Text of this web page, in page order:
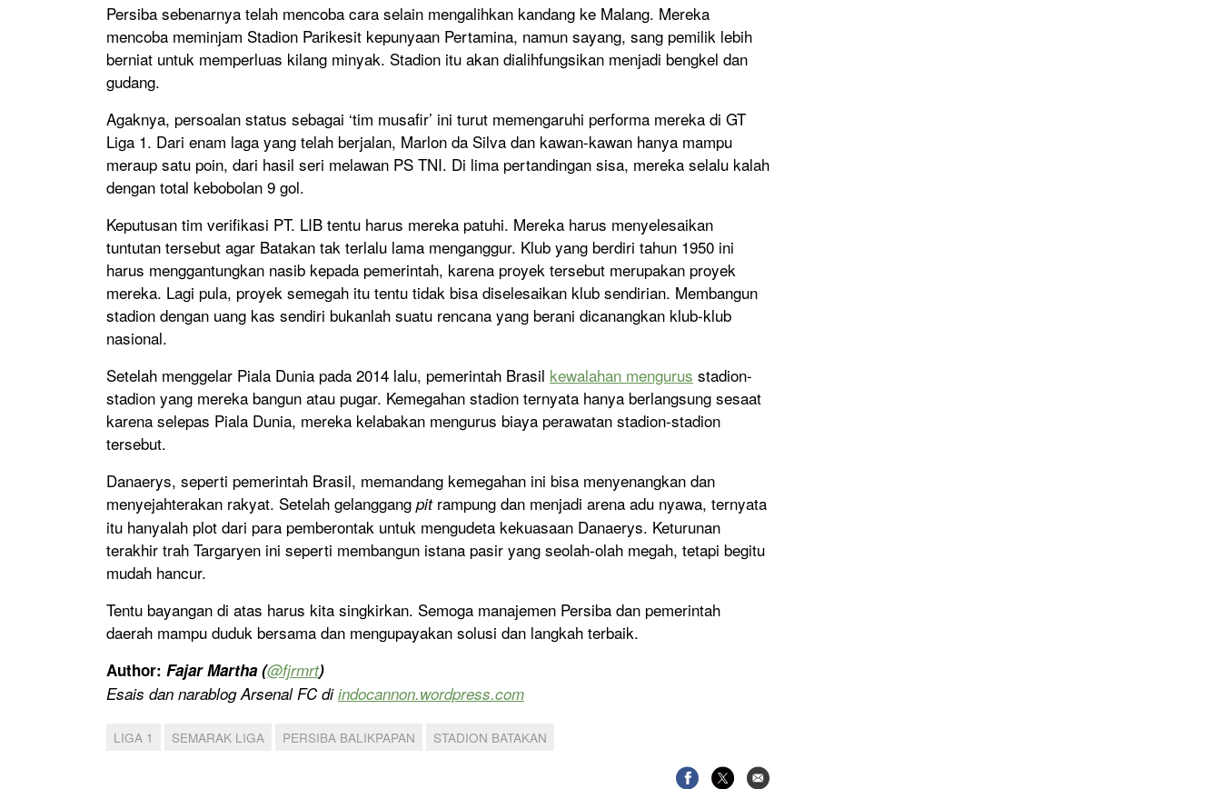
Persiba sebenarnya telah mencoba cara selain mengalihkan kandang ke Malang. Mereka
mencoba meminjam Stadion Parikesit kepunyaan Pertamina, namun sayang, sang pemilik lebih
berniat untuk memperluas kilang minyak. Stadion itu akan dialihfungsikan menjadi bengkel dan
gudang.
Agaknya, persoalan status sebagai ‘tim musafir’ ini turut memengaruhi performa mereka di GT
Liga 1. Dari enam laga yang telah berjalan, Marlon da Silva dan kawan-kawan hanya mampu
meraup satu poin, dari hasil seri melawan PS TNI. Di lima pertandingan sisa, mereka selalu kalah
dengan total kebobolan 9 gol.
Keputusan tim verifikasi PT. LIB tentu harus mereka patuhi. Mereka harus menyelesaikan
tuntutan tersebut agar Batakan tak terlalu lama menganggur. Klub yang berdiri tahun 1950 ini
harus menggantungkan nasib kepada pemerintah, karena proyek tersebut merupakan proyek
mereka. Lagi pula, proyek semegah itu tentu tidak bisa diselesaikan klub sendirian. Membangun
stadion dengan uang kas sendiri bukanlah suatu rencana yang berani dicanangkan klub-klub
nasional.
Setelah menggelar Piala Dunia pada 2014 lalu, pemerintah Brasil kewalahan mengurus stadion-
stadion yang mereka bangun atau pugar. Kemegahan stadion ternyata hanya berlangsung sesaat
karena selepas Piala Dunia, mereka kelabakan mengurus biaya perawatan stadion-stadion
tersebut.
Danaerys, seperti pemerintah Brasil, memandang kemegahan ini bisa menyenangkan dan
menyejahterakan rakyat. Setelah gelanggang pit rampung dan menjadi arena adu nyawa, ternyata
itu hanyalah plot dari para pemberontak untuk mengudeta kekuasaan Danaerys. Keturunan
terakhir trah Targaryen ini seperti membangun istana pasir yang seolah-olah megah, tetapi begitu
mudah hancur.
Tentu bayangan di atas harus kita singkirkan. Semoga manajemen Persiba dan pemerintah
daerah mampu duduk bersama dan mengupayakan solusi dan langkah terbaik.
Author: Fajar Martha (@fjrmrt)
Esais dan narablog Arsenal FC diindocannon.wordpress.com
LIGA 1 SEMARAK LIGA PERSIBA BALIKPAPAN STADION BATAKAN